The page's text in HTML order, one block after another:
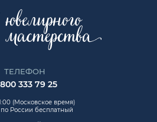
ТЕЛЕФОН
333 79 25
(Московское время)
России бесплатный